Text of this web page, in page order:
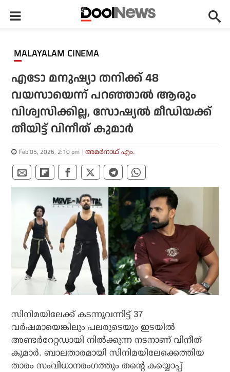
MALAYALAM CINEMA
എടോ മനുഷ്യാ തനിക്ക് 48
വയസായെന്ന് പറഞ്ഞാല്‍ ആരും
വിശ്വസിക്കില്ല, സോഷ്യല്‍ മീഡിയക്ക്
തീയിട്ട് വിനീത് കുമാര്‍
Feb 05, 2026, 2:10 pm അമര്‍നാഥ് എം.
സിനിമയിലേക്ക് കടന്നുവന്നിട്ട് 37
വര്‍ഷമായെങ്കിലും പലരുടെയും ഇടയില്‍
അണ്ടര്‍റേറ്റഡായി നില്‍ക്കുന്ന നടനാണ് വിനീത്
കുമാര്‍. ബാലതാരമായി സിനിമയിലേക്കെത്തിയ
താരം സംവിധാനരംഗത്തും തന്റെ കയ്യൊപ്പ്